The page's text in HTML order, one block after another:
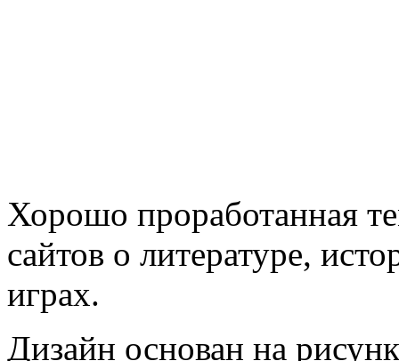
Хорошо проработанная
сайтов о литературе,
играх.
Дизайн основан на